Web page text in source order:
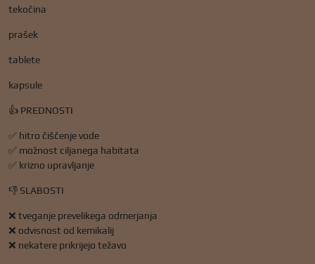
tekočina
prašek
tablete
kapsule
👍 PREDNOSTI
✅ hitro čiščenje vode
✅ možnost ciljanega habitata
✅ krizno upravljanje
👎 SLABOSTI
❌ tveganje prevelikega odmerjanja
❌ odvisnost od kemikalij
❌ nekatere prikrijejo težavo